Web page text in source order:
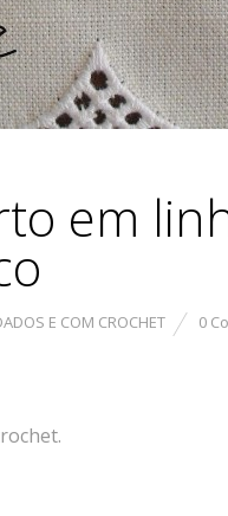
em
E COM CROCHET 0